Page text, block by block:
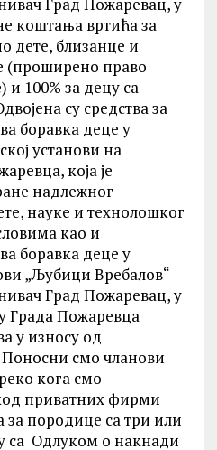
коштања вртића за
дете, близанце и
(проширено право
и 100% за децу са
су средства за
боравка деце у
установи на
која је
надлежног
науке и технолошког
као и
боравка деце у
„Љубици Вребалов“
Град Пожаревац, у
Града Пожаревца
у износу од
Поносни смо чланови
кога смо
приватних фирми
за породице са три или
са Одлуком о накнади